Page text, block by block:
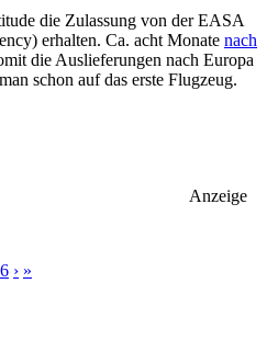
die Zulassung von der EASA
erhalten. Ca. acht Monate nach
die Auslieferungen nach Europa
man schon auf das erste Flugzeug.
Anzeige
› »